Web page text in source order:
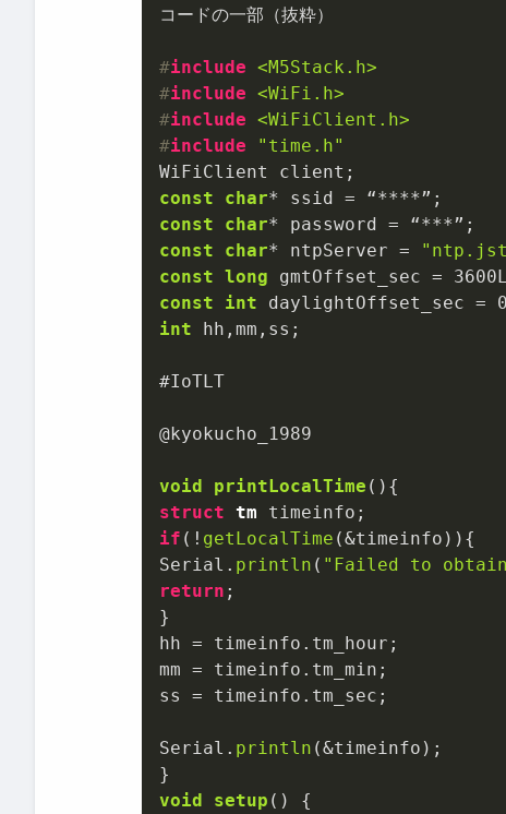
コードの一部（抜粋）
#include <M5Stack.h>
#include <WiFi.h>
#include <WiFiClient.h>
#include
"time.h"
const
char
const
char
const
char* ntpServer =
const long gmtOffset_sec = 3600L
const
int daylightOffset_sec = 0
int hh,mm,ss;
#IoTLT
@kyokucho_1989
void printLocalTime ()
struct tm
if (! getLocalTime (&timeinfo)){
Serial. println ( "Failed to
return ;
}
hh = timeinfo.tm_hour;
mm = timeinfo.tm_min;
ss = timeinfo.tm_sec;
Serial. println (&timeinfo);
void
setup () {